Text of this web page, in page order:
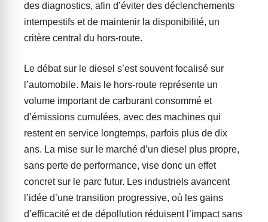
des diagnostics, afin d’éviter des déclenchements
intempestifs et de maintenir la disponibilité, un
critère central du hors-route.
Le débat sur le diesel s’est souvent focalisé sur
l’automobile. Mais le hors-route représente un
volume important de carburant consommé et
d’émissions cumulées, avec des machines qui
restent en service longtemps, parfois plus de dix
ans. La mise sur le marché d’un diesel plus propre,
sans perte de performance, vise donc un effet
concret sur le parc futur. Les industriels avancent
l’idée d’une transition progressive, où les gains
d’efficacité et de dépollution réduisent l’impact sans